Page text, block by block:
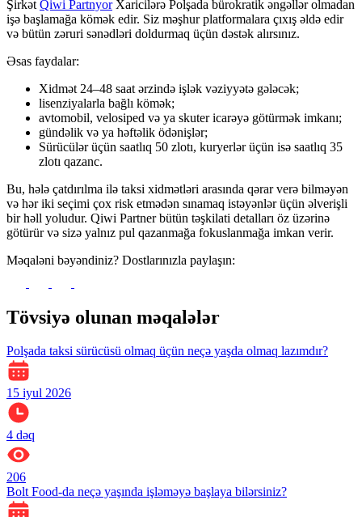
Şirkət Qiwi PartnyorXaricilərə Polşada bürokratik əngəllər olmadan
işə başlamağa kömək edir. Siz məşhur platformalara çıxış əldə edir
və bütün zəruri sənədləri doldurmaq üçün dəstək alırsınız.
Əsas faydalar:
Xidmət 24–48 saat ərzində işlək vəziyyətə gələcək;
lisenziyalarla bağlı kömək;
avtomobil, velosiped və ya skuter icarəyə götürmək imkanı;
gündəlik və ya həftəlik ödənişlər;
Sürücülər üçün saatlıq 50 zlotı, kuryerlər üçün isə saatlıq 35
zlotı qazanc.
Bu, hələ çatdırılma ilə taksi xidmətləri arasında qərar verə bilməyən
və hər iki seçimi çox risk etmədən sınamaq istəyənlər üçün əlverişli
bir həll yoludur. Qiwi Partner bütün təşkilati detalları öz üzərinə
götürür və sizə yalnız pul qazanmağa fokuslanmağa imkan verir.
Məqaləni bəyəndiniz? Dostlarınızla paylaşın:
Tövsiyə olunan məqalələr
Polşada taksi sürücüsü olmaq üçün neçə yaşda olmaq lazımdır?
15 iyul 2026
4 dəq
206
Bolt Food-da neçə yaşında işləməyə başlaya bilərsiniz?